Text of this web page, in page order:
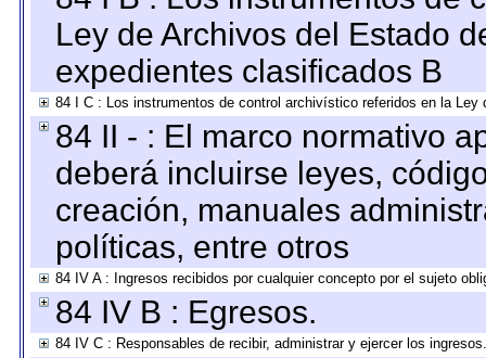
Ley de Archivos del Estado
expedientes clasificados B
84 I C : Los instrumentos de control archivístico referidos en la
84 II - : El marco normativo
deberá incluirse leyes,
creación, manuales
políticas, entre otros
84 IV A : Ingresos recibidos por cualquier concepto por el sujeto
84 IV B : Egresos.
84 IV C : Responsables de recibir, administrar y ejercer los ingresos.